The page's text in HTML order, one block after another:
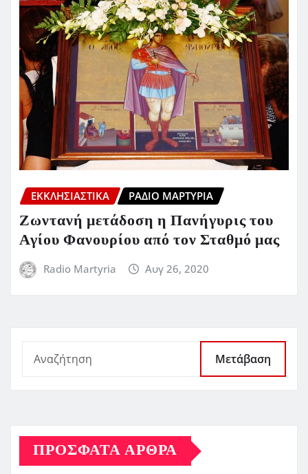
ΕΚΚΛΗΣΙΑΣΤΙΚΆ ΡΆΔΙΟ ΜΑΡΤΥΡΊΑ
Ζωντανή μετάδοση η Πανήγυρις του
Αγίου Φανουρίου από τον Σταθμό μας
Radio Martyria Αυγ 26, 2020
Μετάβαση
ΠΡΌΣΦΑΤΑ ΆΡΘΡΑ